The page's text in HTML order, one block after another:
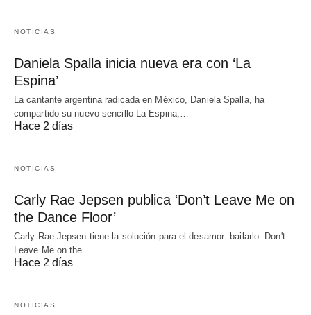
NOTICIAS
Daniela Spalla inicia nueva era con ‘La
Espina’
La cantante argentina radicada en México, Daniela Spalla, ha
compartido su nuevo sencillo La Espina,…
Hace 2 días
NOTICIAS
Carly Rae Jepsen publica ‘Don’t Leave Me on
the Dance Floor’
Carly Rae Jepsen tiene la solución para el desamor: bailarlo. Don't
Leave Me on the…
Hace 2 días
NOTICIAS